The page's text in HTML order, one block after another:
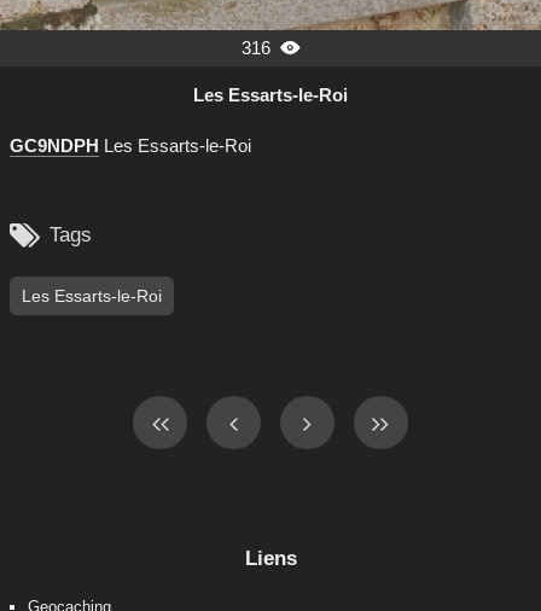
316 
Les Essarts-le-Roi
GC9NDPH Les Essarts-le-Roi
 Tags
Les Essarts-le-Roi
Liens
Geocaching